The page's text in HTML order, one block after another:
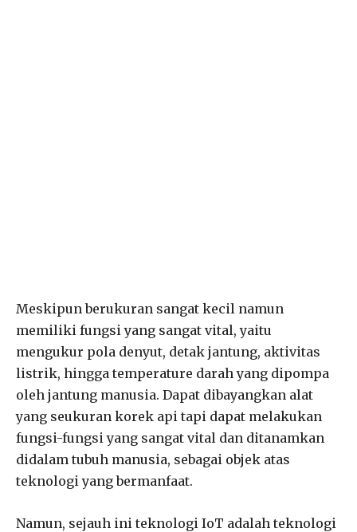
Meskipun berukuran sangat kecil namun
memiliki fungsi yang sangat vital, yaitu
mengukur pola denyut, detak jantung, aktivitas
listrik, hingga temperature darah yang dipompa
oleh jantung manusia. Dapat dibayangkan alat
yang seukuran korek api tapi dapat melakukan
fungsi-fungsi yang sangat vital dan ditanamkan
didalam tubuh manusia, sebagai objek atas
teknologi yang bermanfaat.
Namun, sejauh ini teknologi IoT adalah teknologi